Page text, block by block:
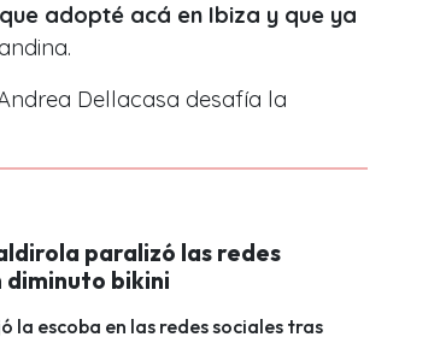
adopté acá en Ibiza y que ya
Dellacasa desafía la
paralizó las redes
diminuto bikini
la escoba en las redes sociales tras